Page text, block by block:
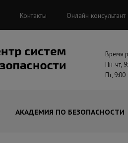
Контакты Онлайн консультант
Время
Пн-чт,
Пт,
АКАДЕМИЯ ПО БЕЗОПАСНОСТИ